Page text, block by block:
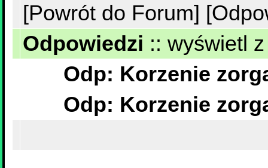
[Powrót do Forum]
Odpowiedzi :: wyświetl